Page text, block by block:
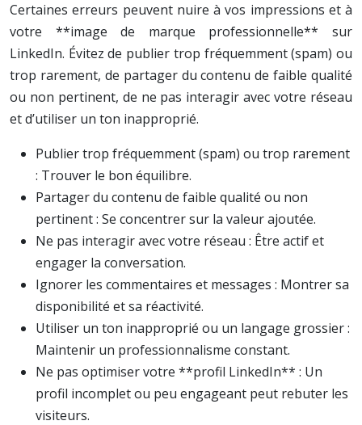
Certaines erreurs peuvent nuire à vos impressions et à
votre **image de marque professionnelle** sur
LinkedIn. Évitez de publier trop fréquemment (spam) ou
trop rarement, de partager du contenu de faible qualité
ou non pertinent, de ne pas interagir avec votre réseau
et d’utiliser un ton inapproprié.
Publier trop fréquemment (spam) ou trop rarement
: Trouver le bon équilibre.
Partager du contenu de faible qualité ou non
pertinent : Se concentrer sur la valeur ajoutée.
Ne pas interagir avec votre réseau : Être actif et
engager la conversation.
Ignorer les commentaires et messages : Montrer sa
disponibilité et sa réactivité.
Utiliser un ton inapproprié ou un langage grossier :
Maintenir un professionnalisme constant.
Ne pas optimiser votre **profil LinkedIn** : Un
profil incomplet ou peu engageant peut rebuter les
visiteurs.